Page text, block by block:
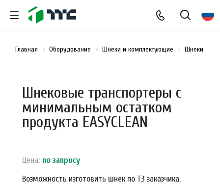
Главная Оборудование Шнеки и комплектующие Шнеки
Шнековые транспортеры с
минимальным остатком
продукта EASYCLEAN
Цена: по запросу
Возможность изготовить шнек по ТЗ заказчика.